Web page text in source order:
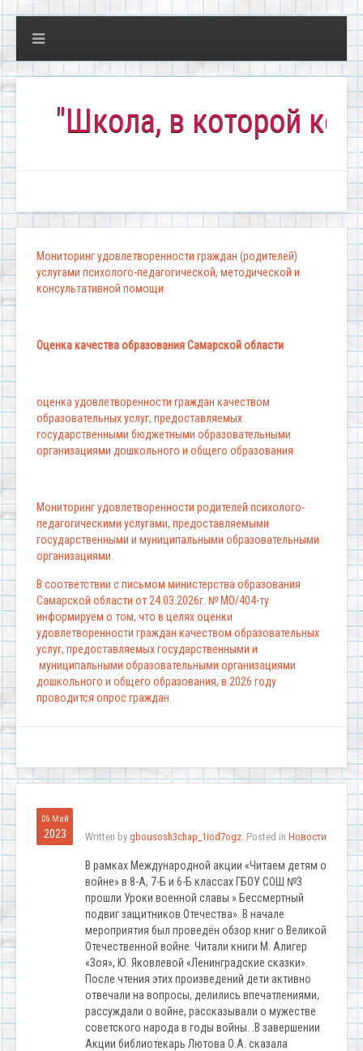
в которой
Мониторинг удовлетворенности граждан (родителей)
услугами психолого-педагогической, методической и
консультативной помощи
Оценка качества образования Самарской области
оценка удовлетворенности граждан качеством
образовательных услуг, предоставляемых
государственными бюджетными образовательными
организациями дошкольного и общего образования
Мониторинг удовлетворенности родителей психолого-
педагогическими услугами, предоставляемыми
государственными и муниципальными образовательными
организациями.
В соответствии с письмом министерства образования
Самарской области от 24.03.2026г. № МО/404-ту
информируем о том, что в целях оценки
удовлетворенности граждан качеством образовательных
услуг, предоставляемых государственными и
муниципальными образовательными организациями
дошкольного и общего образования, в 2026 году
проводится опрос граждан.
06 Май
2023 Written by gbousosh3chap_1iod7ogz. Posted in Новости
В рамках Международной акции «Читаем детям о
войне» в 8-А, 7-Б и 6-Б классах ГБОУ СОШ №3
прошли Уроки военной славы » Бессмертный
подвиг защитников Отечества». В начале
мероприятия был проведён обзор книг о Великой
Отечественной войне. Читали книги М. Алигер
«Зоя», Ю. Яковлевой «Ленинградские сказки».
После чтения этих произведений дети активно
отвечали на вопросы, делились впечатлениями,
рассуждали о войне, рассказывали о мужестве
советского народа в годы войны. .В завершении
Акции библиотекарь Лютова О.А. сказала